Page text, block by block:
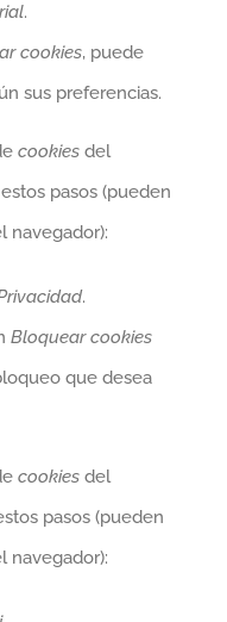
.
cookies, puede
sus preferencias.
cookies del
pasos (pueden
navegador):
.
Bloquear cookies
que desea
cookies del
pasos (pueden
navegador):